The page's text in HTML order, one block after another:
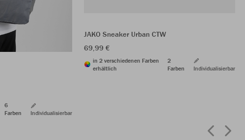
6
Farben
Individualisierbar
JAKO Sneaker Urban CTW
69,99 €
in 2 verschiedenen Farben
erhältlich
2
Farben
Individualisierbar